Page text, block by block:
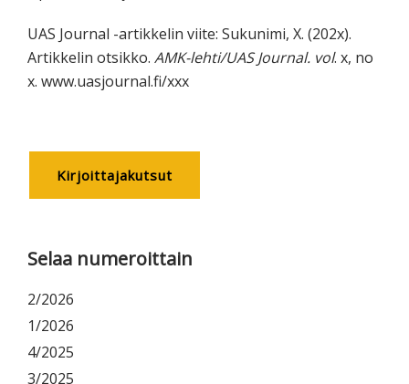
UAS Journal -artikkelin viite: Sukunimi, X. (202x).
Artikkelin otsikko. AMK-lehti/UAS Journal. vol. x, no
x. www.uasjournal.fi/xxx
Ensisijainen
sivupalkki
Kirjoittajakutsut
Selaa numeroittain
2/2026
1/2026
4/2025
3/2025